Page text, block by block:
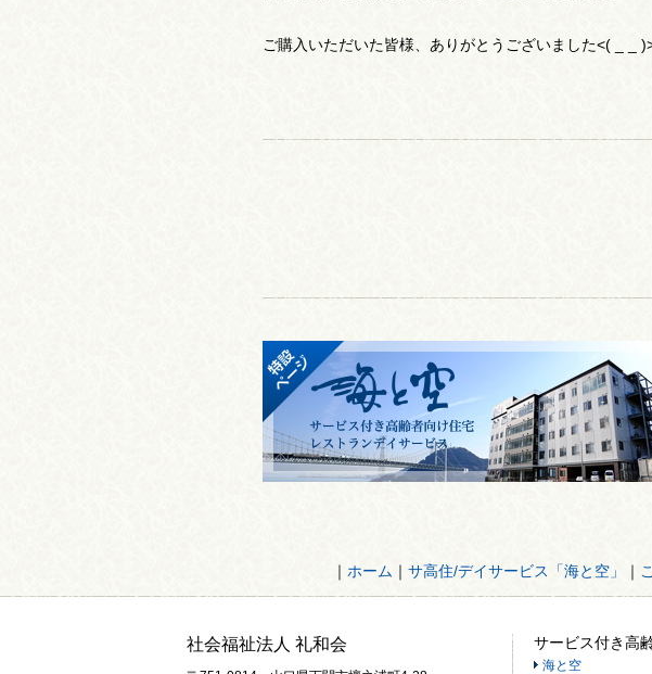
ご購入いただいた皆様、ありがとうございました<( _ _
｜ ホーム ｜ サ高住/デイサービス「海と空」 ｜
社会福祉法人 礼和会 サービス付き高
海と空